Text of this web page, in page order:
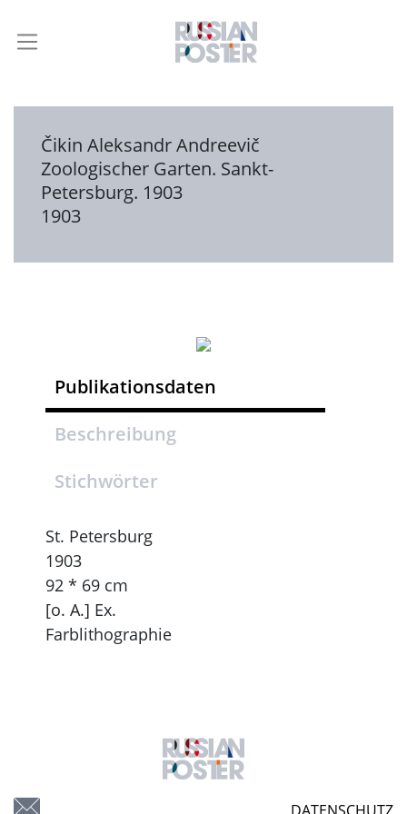
Čikin Aleksandr Andreevič
Zoologischer Garten. Sankt-
Petersburg. 1903
1903
Publikationsdaten
Beschreibung
Stichwörter
St. Petersburg
1903
92 * 69 cm
[o. A.] Ex.
Farblithographie